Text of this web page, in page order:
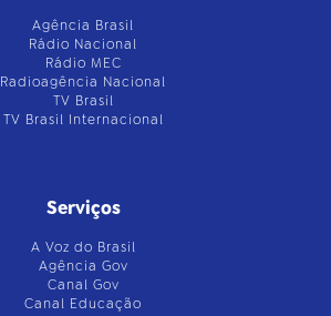
Agência Brasil
Rádio Nacional
Rádio MEC
Radioagência Nacional
TV Brasil
TV Brasil Internacional
Serviços
A Voz do Brasil
Agência Gov
Canal Gov
Canal Educação